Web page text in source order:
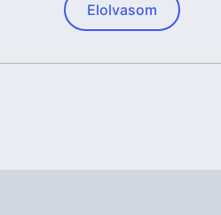
Elolvasom